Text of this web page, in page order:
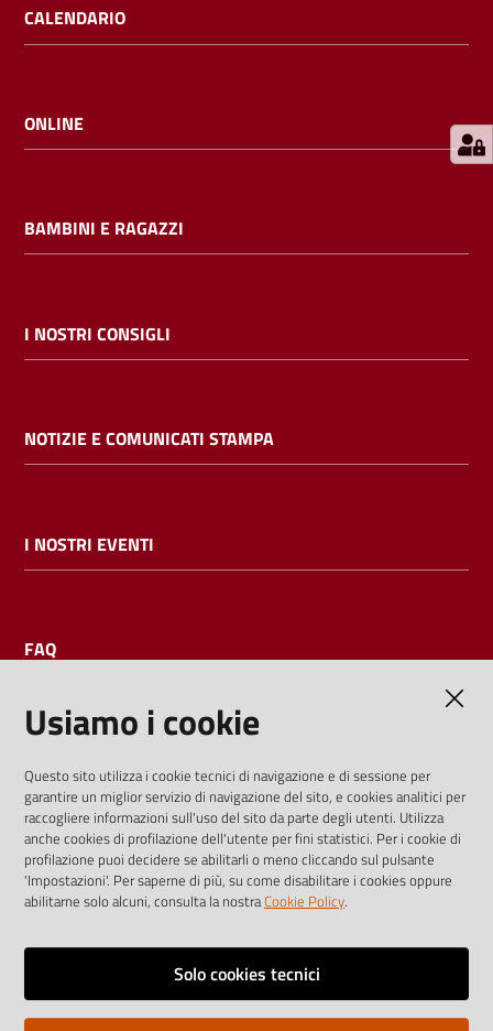
i
cataloghi
bibliotecario
CALENDARIO
ONLINE
BAMBINI E RAGAZZI
I NOSTRI CONSIGLI
NOTIZIE E COMUNICATI STAMPA
I NOSTRI EVENTI
FAQ
I dati personali pubblicati sono riutilizzabili solo alle condizioni
previste dalla direttiva comunitaria 2003/98/CE e dal d.lgs.
36/2006
Vai alla pagina
Note legali
Usiamo i cookie
Questo sito utilizza i cookie tecnici di navigazione e di sessione per
garantire un miglior servizio di navigazione del sito, e cookies analitici per
raccogliere informazioni sull'uso del sito da parte degli utenti. Utilizza
anche cookies di profilazione dell'utente per fini statistici. Per i cookie di
profilazione puoi decidere se abilitarli o meno cliccando sul pulsante
'Impostazioni'. Per saperne di più, su come disabilitare i cookies oppure
abilitarne solo alcuni, consulta la nostraCookie Policy.
Solo cookies tecnici